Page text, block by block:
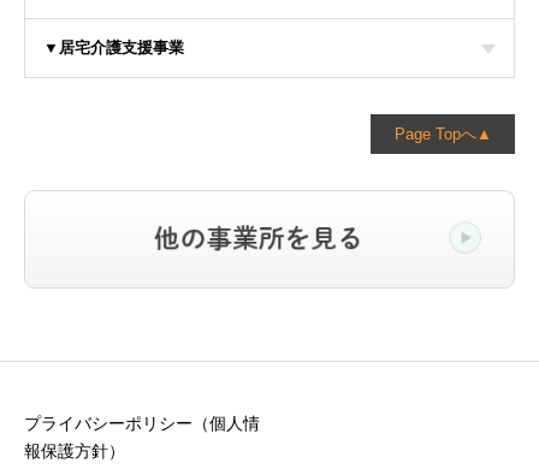
▼居宅介護支援事業
Page Topへ▲
プライバシーポリシー（個人情
報保護方針）